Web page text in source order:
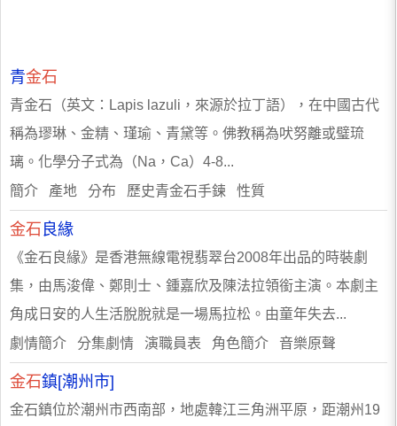
青金石
青金石（英文：Lapis lazuli，來源於拉丁語），在中國古代
稱為璆琳、金精、瑾瑜、青黛等。佛教稱為吠努離或璧琉
璃。化學分子式為（Na，Ca）4-8...
簡介 產地 分布 歷史青金石手鍊 性質
金石 良緣
《金石良緣》是香港無線電視翡翠台2008年出品的時裝劇
集，由馬浚偉、鄭則士、鍾嘉欣及陳法拉領銜主演。本劇主
角成日安的人生活脫脫就是一場馬拉松。由童年失去...
劇情簡介 分集劇情 演職員表 角色簡介 音樂原聲
金石鎮[潮州市]
金石鎮位於潮州市西南部，地處韓江三角洲平原，距潮州19